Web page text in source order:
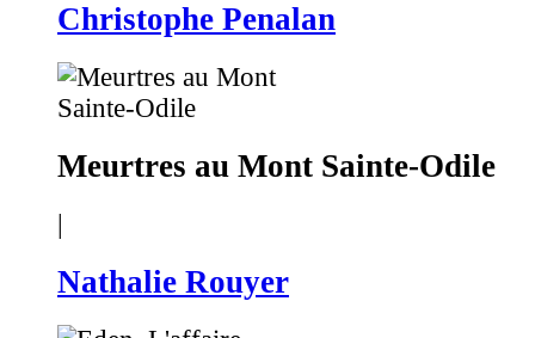
Christophe Penalan
Meurtres au Mont Sainte-Odile
|
Nathalie Rouyer